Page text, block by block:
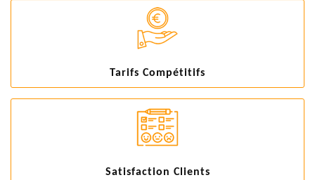
Tarifs Compétitifs
Satisfaction Clients